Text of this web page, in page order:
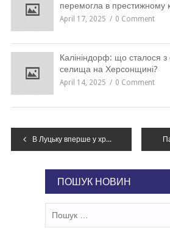
перемогла в престижному
April 17, 2025 0 Comment
Калініндорф: що сталося
селища на Херсонщині?
April 14, 2025 0 Comment
Навігація
В Луцьку вперше у храмі ПЦУ відбулося Різдвяне богослужіння 25 грудня
ПОШУК НОВИН